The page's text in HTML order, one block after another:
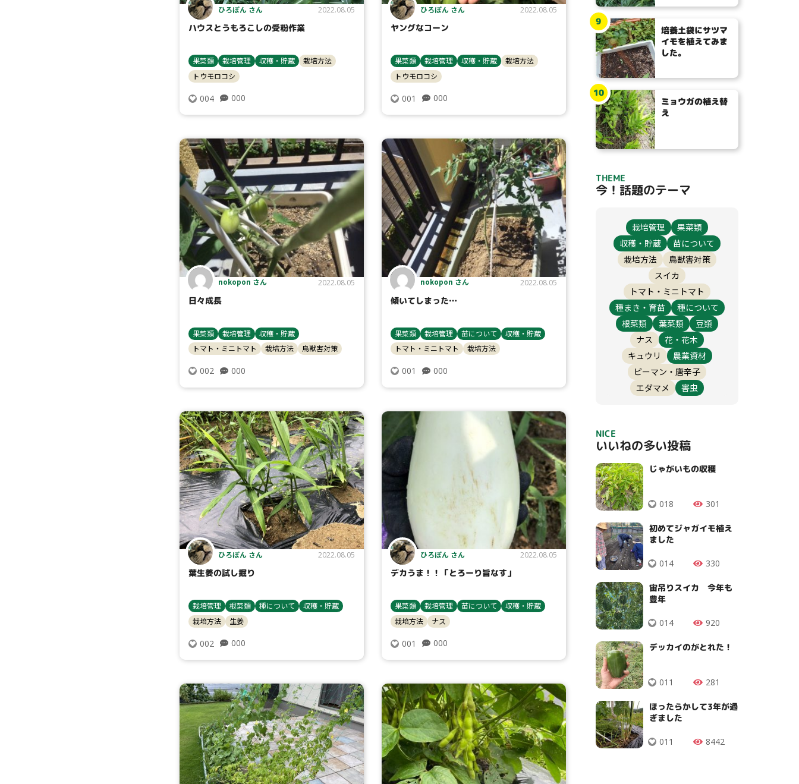
検索
ひろぽん さん 2022.08.05
ハウスとうもろこしの受粉作業
果菜類 栽培管理 収穫・貯蔵
栽培方法
トウモロコシ
004 000
ひろぽん さん 2022.08.05
ヤングなコーン
果菜類 栽培管理 収穫・貯蔵
栽培方法
トウモロコシ
001 000
nokopon さん 2022.08.05
日々成長
果菜類 栽培管理
収穫・貯蔵
トマト・ミニトマト
栽培方法 鳥獣害対策
002 000
nokopon さん 2022.08.05
傾いてしまった…
果菜類 栽培管理 苗について
収穫・貯蔵
トマト・ミニトマト
栽培方法
001 000
ひろぽん さん 2022.08.05
葉生姜の試し掘り
栽培管理 根菜類 種について
収穫・貯蔵
栽培方法
生姜
002 000
ひろぽん さん 2022.08.05
デカうま！！「とろーり旨なす」
果菜類 栽培管理 苗について
収穫・貯蔵
栽培方法
ナス
001 000
培養土袋にサツマ
イモを植えてみま
した。
9
ミョウガの植え替
え
10
THEME
今！話題のテーマ
栽培管理
果菜類
収穫・貯蔵
苗について
栽培方法
鳥獣害対策
スイカ
トマト・ミニトマト
種まき・育苗
種について
根菜類
葉菜類
豆類
ナス
花・花木
キュウリ
農業資材
ピーマン・唐辛子
エダマメ
害虫
NICE
いいねの多い投稿
じゃがいもの収穫
018 301
初めてジャガイモ植え
ました
014 330
宙吊りスイカ 今年も
豊年
014 920
デッカイのがとれた！
011 281
ほったらかして3年が過
ぎました
011 8442